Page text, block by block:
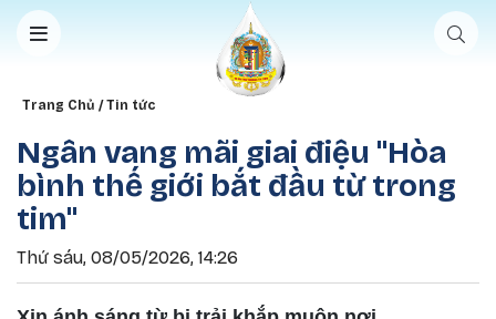
Nhảy đến nội dung
Breadcrumb
Trang Chủ Tin tức
Ngân vang mãi giai điệu "Hòa
bình thế giới bắt đầu từ trong
tim"
Thứ sáu, 08/05/2026, 14:26